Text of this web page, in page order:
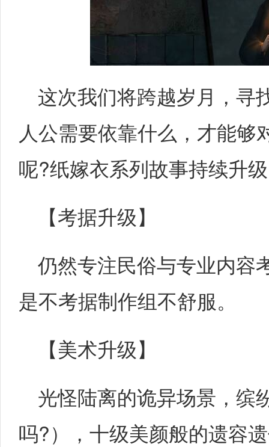
这次我们将跨越岁月，寻
人公需要依靠什么，才能
呢?纸嫁衣系列故事持续升
【考据升级】
仍然专注民俗与专业内容
是不考据制作组不舒服。
【美术升级】
光怪陆离的诡异场景，缤
吗?），十级美颜般的遗容